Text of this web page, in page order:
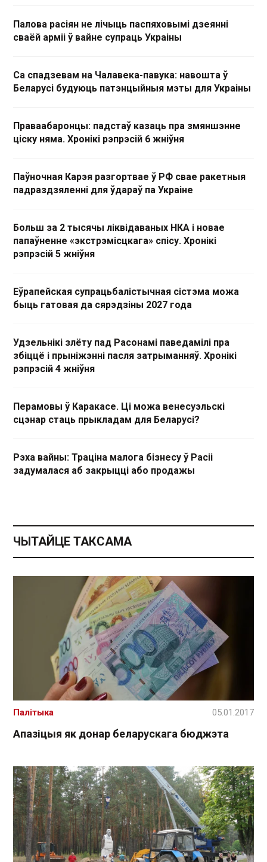
Палова расіян не лічыць паспяховымі дзеянні
сваёй арміі ў вайне супраць Украіны
Са спадзевам на Чалавека-павука: навошта ў
Беларусі будуюць патэнцыйныя мэты для Украіны
Праваабаронцы: падстаў казаць пра змяншэнне
ціску няма. Хронікі рэпрэсій 6 жніўня
Паўночная Карэя разгортвае ў РФ свае ракетныя
падраздзяленні для ўдараў па Украіне
Больш за 2 тысячы ліквідаваных НКА і новае
папаўненне «экстрэмісцкага» спісу. Хронікі
рэпрэсій 5 жніўня
Еўрапейская супрацьбалістычная сістэма можа
быць гатовая да сярэдзіны 2027 года
Удзельнікі злёту пад Расонамі паведамілі пра
збіццё і прыніжэнні пасля затрыманняў. Хронікі
рэпрэсій 4 жніўня
Перамовы ў Каракасе. Ці можа венесуэльскі
сцэнар стаць прыкладам для Беларусі?
Рэха вайны: Траціна малога бізнесу ў Расіі
задумалася аб закрыцці або продажы
ЧЫТАЙЦЕ ТАКСАМА
Апазіцыя як донар беларускага бюджэта
Палітыка 05.01.2017